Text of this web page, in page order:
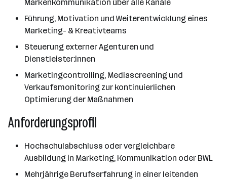
Markenkommunikation über alle Kanäle
Führung, Motivation und Weiterentwicklung eines
Marketing- & Kreativteams
Steuerung externer Agenturen und
Dienstleister:innen
Marketingcontrolling, Mediascreening und
Verkaufsmonitoring zur kontinuierlichen
Optimierung der Maßnahmen
Anforderungsprofil
Hochschulabschluss oder vergleichbare
Ausbildung in Marketing, Kommunikation oder BWL
Mehrjährige Berufserfahrung in einer leitenden